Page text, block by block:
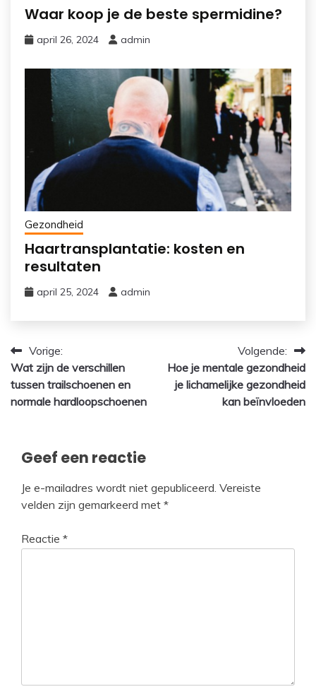
Waar koop je de beste spermidine?
april 26, 2024 admin
Gezondheid
Haartransplantatie: kosten en
resultaten
april 25, 2024 admin
Bericht
navigatie
Vorige:
Wat zijn de verschillen
tussen trailschoenen en
normale hardloopschoenen
Volgende:
Hoe je mentale gezondheid
je lichamelijke gezondheid
kan beïnvloeden
Geef een reactie
Je e-mailadres wordt niet gepubliceerd. Vereiste
velden zijn gemarkeerd met *
Reactie *